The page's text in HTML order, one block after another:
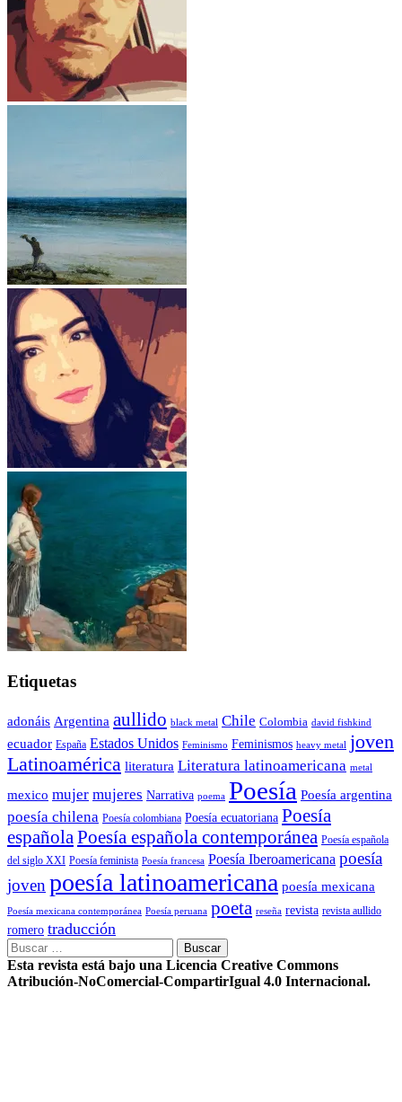
Etiquetas
adonáis Argentina aullido black metal Chile Colombia david fishkind
ecuador España Estados Unidos Feminismo Feminismos heavy metal joven
Latinoamérica literatura Literatura latinoamericana metal
mexico mujer mujeres Narrativa poema Poesía Poesía argentina
poesía chilena Poesía colombiana Poesía ecuatoriana Poesía
española Poesía española contemporánea Poesía española
del siglo XXI Poesía feminista Poesía francesa Poesía Iberoamericana poesía
joven poesía latinoamericana poesía mexicana
Poesía mexicana contemporánea Poesía peruana poeta reseña revista revista aullido
romero traducción
Buscar:
Esta revista está bajo una Licencia Creative Commons
Atribución-NoComercial-CompartirIgual 4.0 Internacional.